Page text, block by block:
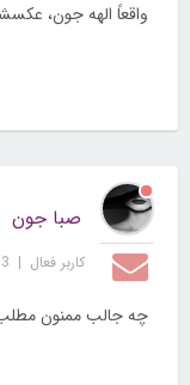
واقعاً الهه جون،
صبا جون
کاربر فعال |
چه جالب ممنون مطلب